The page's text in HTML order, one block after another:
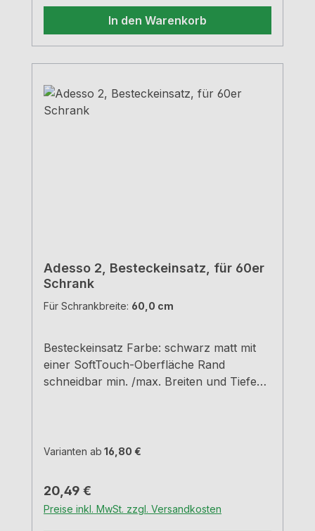
In den Warenkorb
Adesso 2, Besteckeinsatz, für 60er
Schrank
Für Schrankbreite: 60,0 cm
Besteckeinsatz Farbe: schwarz matt mit
einer SoftTouch-Oberfläche Rand
schneidbar min. /max. Breiten und Tiefen
Varianten ab 16,80 €
Regulärer Preis:
20,49 €
Preise inkl. MwSt. zzgl. Versandkosten